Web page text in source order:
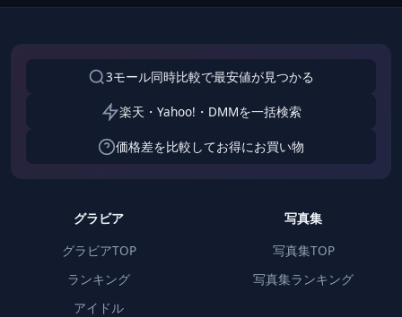
3モール同時比較で最安値が見つかる
楽天・Yahoo!・DMMを一括検索
価格差を比較してお得にお買い物
グラビア
グラビアTOP
ランキング
アイドル
写真集
写真集TOP
写真集ランキング